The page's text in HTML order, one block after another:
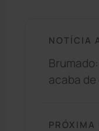
NOTÍCIA
acaba
PRÓXIMA